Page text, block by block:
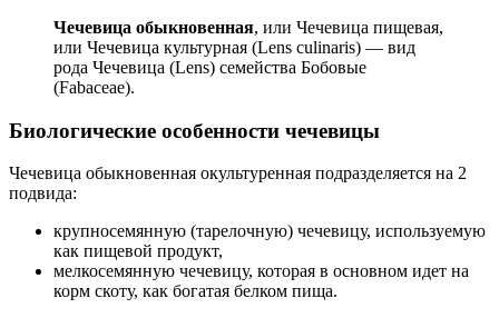
Чечевица обыкновенная, или Чечевица пищевая,
или Чечевица культурная (Lens culinaris) — вид
рода Чечевица (Lens) семейства Бобовые
(Fabaceae).
Биологические особенности чечевицы
Чечевица обыкновенная окультуренная подразделяется на 2
подвида:
крупносемянную (тарелочную) чечевицу, используемую
как пищевой продукт,
мелкосемянную чечевицу, которая в основном идет на
корм скоту, как богатая белком пища.